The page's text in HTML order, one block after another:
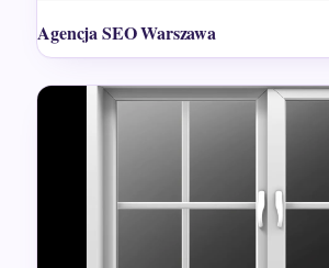
Agencja SEO Warszawa